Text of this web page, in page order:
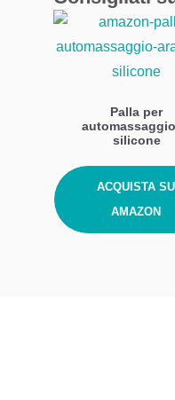
Palla per
silicone
ACQUISTA SU
AMAZON